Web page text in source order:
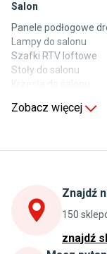
Salon
Panele podłogowe
Lampy do salonu
Szafki RTV loftowe
Stoły do salonu
Stoły do kuchni
Szafki kuchenne
Szafki pod
Blaty kuchenne
Zobacz więcej
Znajdź
150
znajdź